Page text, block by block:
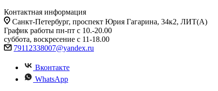
Контактная информация
Санкт-Петербург, проспект Юрия Гагарина, 34к2, ЛИТ(А)
График работы пн-пт с 10.-20.00
суббота, воскресение с 11-18.00
79112338007@yandex.ru
Вконтакте
WhatsApp